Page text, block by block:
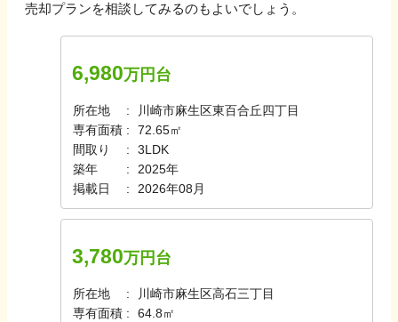
売却プランを相談してみるのもよいでしょう。
6,980万円台
所在地
川崎市麻生区東百合丘四丁目
専有面積
72.65㎡
間取り
3LDK
築年
2025年
掲載日
2026年08月
3,780万円台
所在地
川崎市麻生区高石三丁目
専有面積
64.8㎡